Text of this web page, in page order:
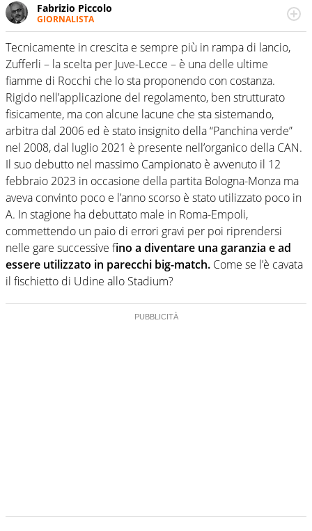
Fabrizio Piccolo
GIORNALISTA
Nella sua carriera ha seguito numerose manifestazioni
sportive e collaborato con agenzie e testate. Esperienza,
competenza, conoscenza e memoria storica. Si occupa
prevalentemente di calcio
Tecnicamente in crescita e sempre più in rampa di lancio,
Zufferli – la scelta per Juve-Lecce – è una delle ultime
fiamme di Rocchi che lo sta proponendo con costanza.
Rigido nell’applicazione del regolamento, ben strutturato
fisicamente, ma con alcune lacune che sta sistemando,
arbitra dal 2006 ed è stato insignito della “Panchina verde”
nel 2008, dal luglio 2021 è presente nell’organico della CAN.
Il suo debutto nel massimo Campionato è avvenuto il 12
febbraio 2023 in occasione della partita Bologna-Monza ma
aveva convinto poco e l’anno scorso è stato utilizzato poco in
A. In stagione ha debuttato male in Roma-Empoli,
commettendo un paio di errori gravi per poi riprendersi
nelle gare successive fino a diventare una garanzia e ad
essere utilizzato in parecchi big-match. Come se l’è cavata
il fischietto di Udine allo Stadium?